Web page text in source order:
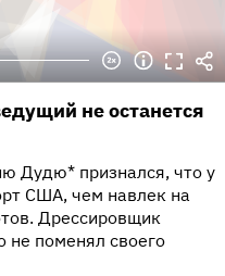
не останется
Дудю* признался, что у
США, чем навлек на
Дрессировщик
не поменял своего